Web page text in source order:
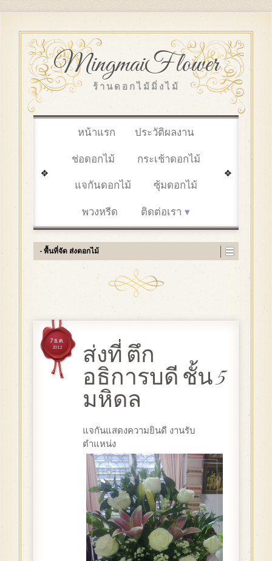
MingmaiFlower
ร้านดอกไม้มิ่งไม้
หน้าแรก
ประวัติผลงาน
ช่อดอกไม้
กระเช้าดอกไม้
แจกันดอกไม้
ซุ้มดอกไม้
พวงหรีด
ติดต่อเรา
- พื้นที่จัด ส่งดอกไม้
ส่งที่ ตึก
อธิการบดี ชั้น 5
มหิดล
7 ธ.ค.
2012
แจกันแสดงความยินดี งานรับ
ตำแหน่ง